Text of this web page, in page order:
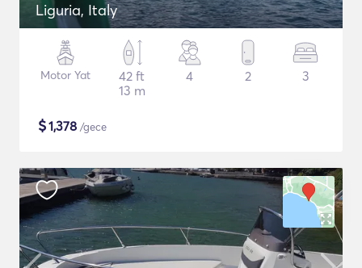
Liguria, Italy
Motor Yat
42 ft
13 m
4 2 3
$1,378 /gece